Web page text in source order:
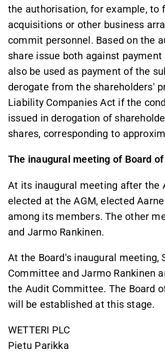
the authorisation, for example, to
acquisitions or other business
commit personnel. Based on the
share issue both against
also be used as payment of the
derogate from the shareholders'
Liability Companies Act if the
issued in derogation of
shares, corresponding to
The inaugural meeting of Board
At its inaugural meeting after the
elected at the AGM, elected
among its members. The other
and Jarmo Rankinen.
At the Board's inaugural meeting,
Committee and Jarmo Rankinen
the Audit Committee. The Board
will be established at this stage.
WETTERI PLC
Pietu Parikka